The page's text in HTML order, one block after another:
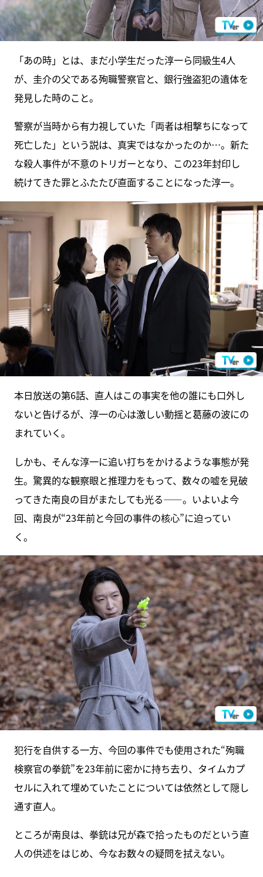
「あの時」とは、まだ小学生だった淳一ら同級生4人
が、圭介の父である殉職警察官と、銀行強盗犯の遺体を
発見した時のこと。
警察が当時から有力視していた「両者は相撃ちになって
死亡した」という説は、真実ではなかったのか…。新た
な殺人事件が不意のトリガーとなり、この23年封印し
続けてきた罪とふたたび直面することになった淳一。
本日放送の第6話、直人はこの事実を他の誰にも口外し
ないと告げるが、淳一の心は激しい動揺と葛藤の波にの
まれていく。
しかも、そんな淳一に追い打ちをかけるような事態が発
生。驚異的な観察眼と推理力をもって、数々の嘘を見破
ってきた南良の目がまたしても光る――。いよいよ今
回、南良が“23年前と今回の事件の核心”に迫ってい
く。
犯行を自供する一方、今回の事件でも使用された“殉職
検察官の拳銃”を23年前に密かに持ち去り、タイムカプ
セルに入れて埋めていたことについては依然として隠し
通す直人。
ところが南良は、拳銃は兄が森で拾ったものだという直
人の供述をはじめ、今なお数々の疑問を拭えない。